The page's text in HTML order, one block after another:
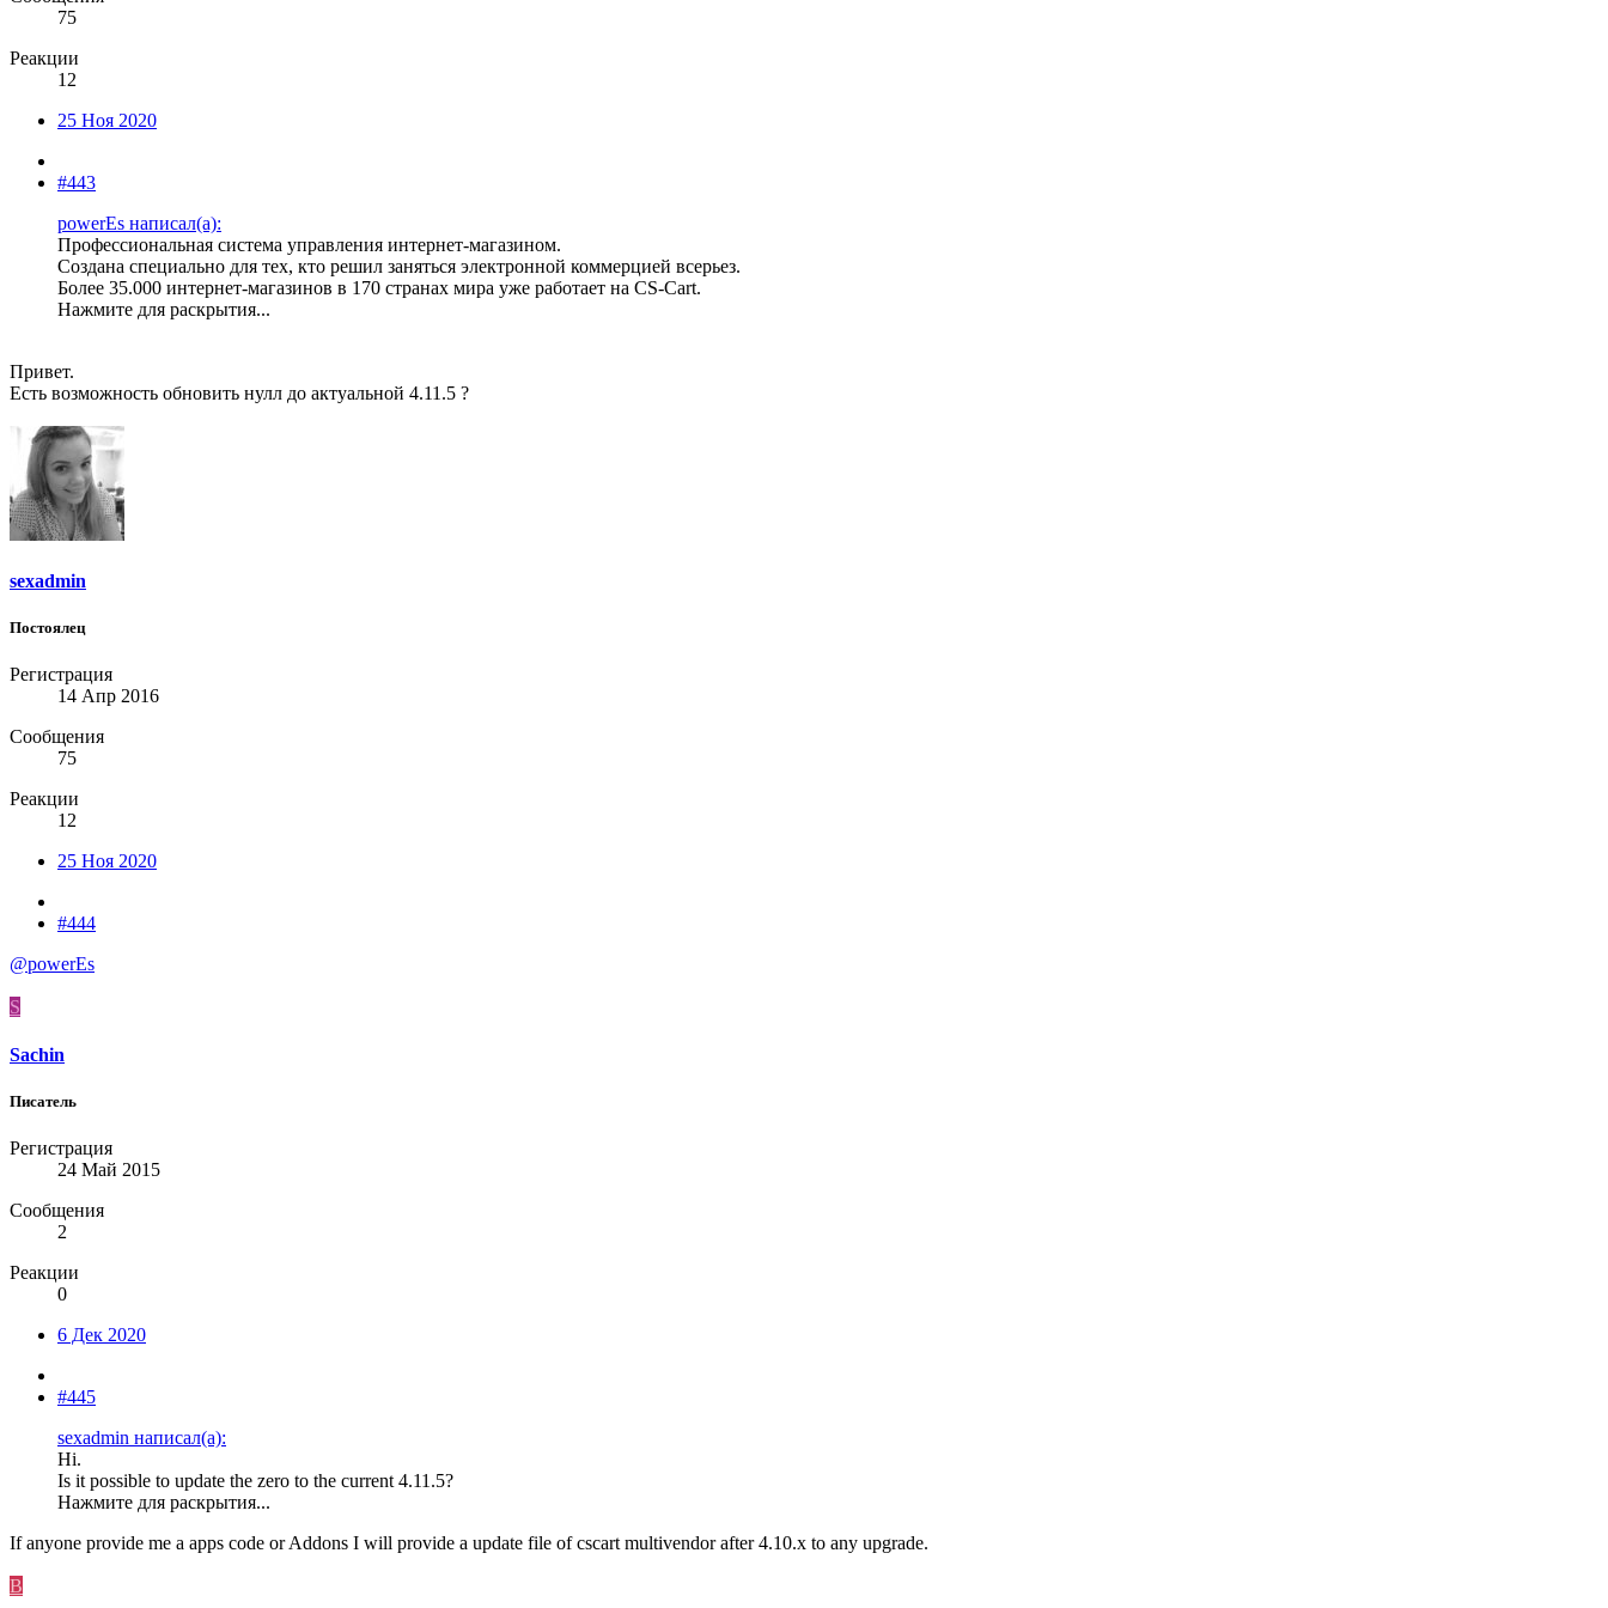
75
Реакции
12
25 Ноя 2020
#443
powerEs написал(а):
Профессиональная система управления интернет-магазином.
Создана специально для тех, кто решил заняться электронной коммерцией всерьез.
Более 35.000 интернет-магазинов в 170 странах мира уже работает на CS-Cart.
Нажмите для раскрытия...
Привет.
Есть возможность обновить нулл до актуальной 4.11.5 ?
sexadmin
Постоялец
Регистрация
14 Апр 2016
Сообщения
75
Реакции
12
25 Ноя 2020
#444
@powerEs
S
Sachin
Писатель
Регистрация
24 Май 2015
Сообщения
2
Реакции
0
6 Дек 2020
#445
sexadmin написал(а):
Hi.
Is it possible to update the zero to the current 4.11.5?
Нажмите для раскрытия...
If anyone provide me a apps code or Addons I will provide a update file of cscart multivendor after 4.10.x to any upgrade.
B